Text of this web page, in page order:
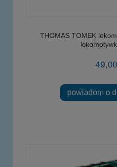
THOMAS TOMEK
powiadom o